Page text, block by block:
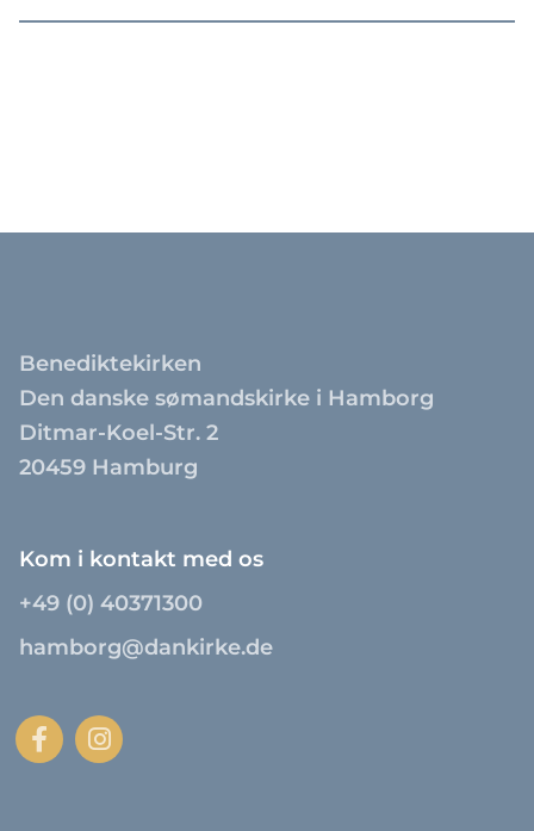
Benediktekirken
Den danske sømandskirke i Hamborg
Ditmar-Koel-Str. 2
20459 Hamburg
Kom i kontakt med os
+49 (0) 40371300
hamborg@dankirke.de